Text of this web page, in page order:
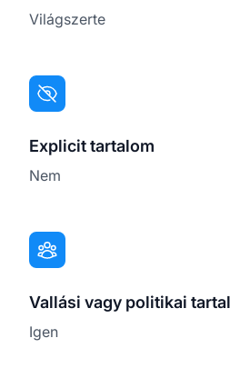
Világszerte
Explicit tartalom
Nem
Vallási vagy politikai
Igen